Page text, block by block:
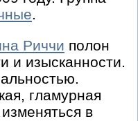
.
Риччи полон
и изысканности.
гламурная
в